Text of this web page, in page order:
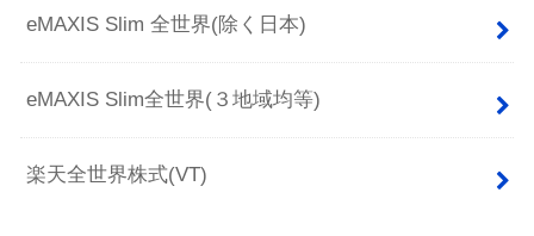
eMAXIS Slim 全世界(除く日本)
eMAXIS Slim全世界(３地域均等)
楽天全世界株式(VT)